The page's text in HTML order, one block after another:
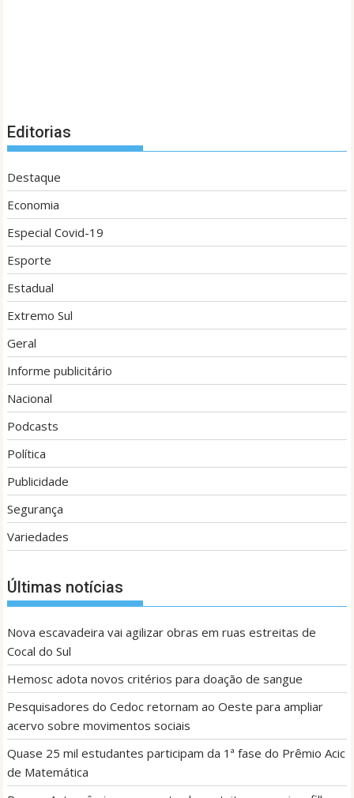
Editorias
Destaque
Economia
Especial Covid-19
Esporte
Estadual
Extremo Sul
Geral
Informe publicitário
Nacional
Podcasts
Política
Publicidade
Segurança
Variedades
Últimas notícias
Nova escavadeira vai agilizar obras em ruas estreitas de
Cocal do Sul
Hemosc adota novos critérios para doação de sangue
Pesquisadores do Cedoc retornam ao Oeste para ampliar
acervo sobre movimentos sociais
Quase 25 mil estudantes participam da 1ª fase do Prêmio Acic
de Matemática